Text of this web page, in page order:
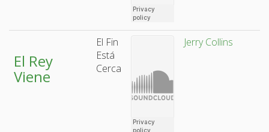
El Rey
Viene
El Fin
Está
Cerca
Jerry Collins